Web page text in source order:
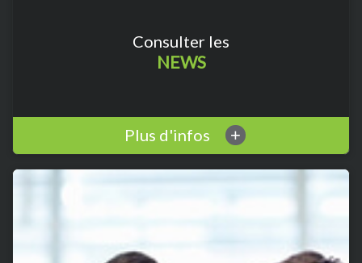
Consulter les
NEWS
Plus d'infos +